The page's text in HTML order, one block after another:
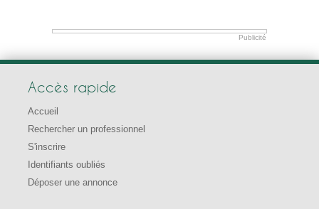
Publicité
Accès rapide
Accueil
Rechercher un professionnel
S'inscrire
Identifiants oubliés
Déposer une annonce